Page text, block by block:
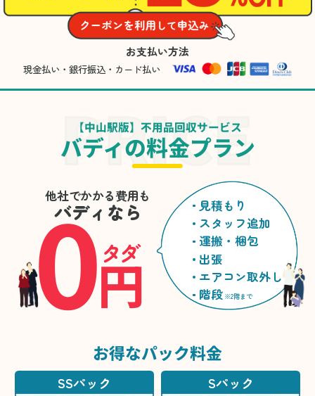
お支払い方法
現金払い・銀行振込・カード払い
【中山駅版】不用品回収サービス
バディの料金プラン
他社でかかる費用も
バディなら
0円
タダ
見積もり
スタッフ追加
運搬・梱包
出張
エアコン取外し
階段 ※2階まで
お得なパック料金
SSパック Sパック